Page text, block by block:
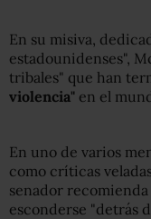
En su misiva,
estadounidenses",
tribales" que han
violencia" en el
En uno de varios
como críticas
senador
esconderse "detrás